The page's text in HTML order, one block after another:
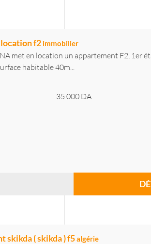
f2 immobilier
met en location un appartement F2, 1er
habitable 40m...
35 000 DA
skikda ( skikda ) f5algérie